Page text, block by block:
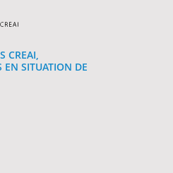
CREAI,
EN SITUATION DE